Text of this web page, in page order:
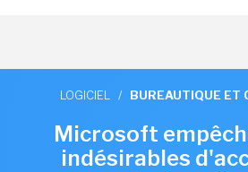
LOGICIEL / BUREAUTIQUE ET
Microsoft
indésirables